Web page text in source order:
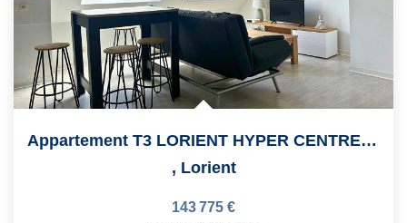
Appartement T3 LORIENT HYPER CENTRE Avec STATIONNEMENT
, Lorient
143 775 €